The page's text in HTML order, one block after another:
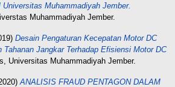
Muhammadiyah Jember.
Muhammadiyah Jember.
Desain Pengaturan Kecepatan Motor DC
Tahanan Jangkar Terhadap Efisiensi Motor DC
Universitas Muhammadiyah Jember.
ANALISIS FRAUD PENTAGON DALAM